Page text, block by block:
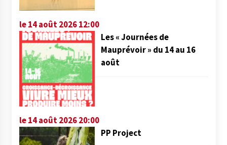
le 14 août 2026 12:00
Les « Journées de
Mauprévoir » du 14 au 16
août
le 14 août 2026 20:00
PP Project